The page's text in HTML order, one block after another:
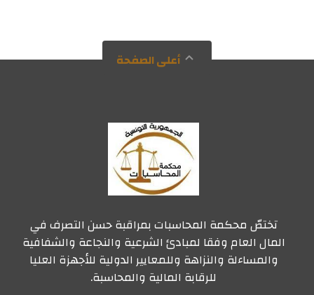
أعلى الصفحة
تختصّ محكمة المحاسبات بمراقبة حسن التصرف في
المال العام وفقا لمبادئ الشرعية والنجاعة والشفافية
والمساءلة والنزاهة وللمعايير الدولية للأجهزة العليا
للرقابة المالية والمحاسبة.